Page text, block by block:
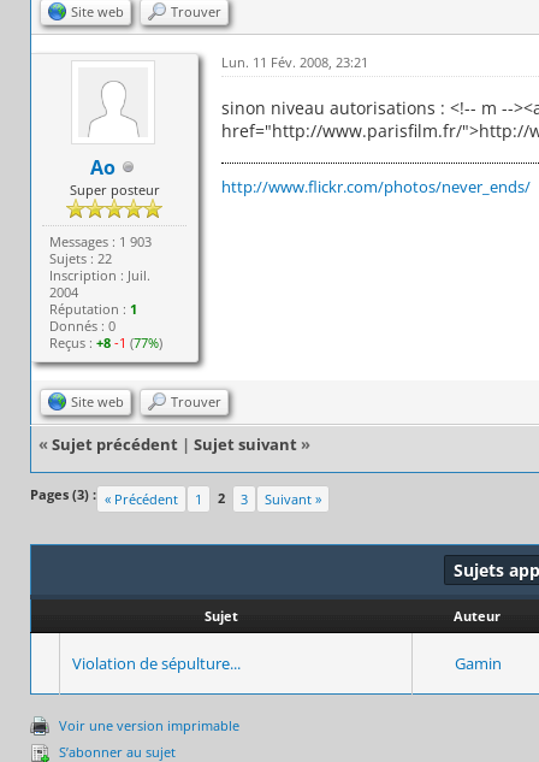
Site web Trouver
Ao
Super posteur
Messages : 1 903
Sujets : 22
Inscription : Juil.
2004
Réputation : 1
Donnés : 0
Reçus :+8 -1 (77%)
Lun. 11 Fév. 2008, 23:21
sinon niveau autorisations : <!-- m --
href="http://www.parisfilm.fr/">http://
http://www.flickr.com/photos/never_ends/
Site web Trouver
« Sujet précédent | Sujet suivant »
Pages (3) : « Précédent 1 2 3 Suivant »
Sujets
Sujet Auteur
Violation de sépulture... Gamin
Voir une version imprimable
S’abonner au sujet